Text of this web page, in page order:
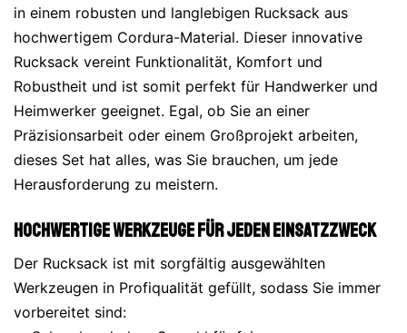
in einem robusten und langlebigen Rucksack aus
hochwertigem Cordura-Material. Dieser innovative
Rucksack vereint Funktionalität, Komfort und
Robustheit und ist somit perfekt für Handwerker und
Heimwerker geeignet. Egal, ob Sie an einer
Präzisionsarbeit oder einem Großprojekt arbeiten,
dieses Set hat alles, was Sie brauchen, um jede
Herausforderung zu meistern.
Hochwertige Werkzeuge für jeden Einsatzzweck
Der Rucksack ist mit sorgfältig ausgewählten
Werkzeugen in Profiqualität gefüllt, sodass Sie immer
vorbereitet sind: